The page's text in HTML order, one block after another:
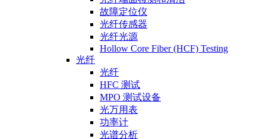
故障定位仪
光纤传感器
光纤光源
Hollow Core Fiber (HCF) Testing
光纤
光纤
HFC 测试
MPO 测试设备
光万用表
功率计
光谱分析